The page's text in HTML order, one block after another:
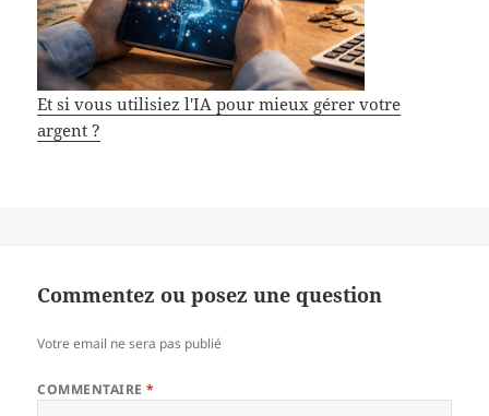
Et si vous utilisiez l'IA pour mieux gérer votre
argent ?
Commentez ou posez une question
Votre email ne sera pas publié
COMMENTAIRE*